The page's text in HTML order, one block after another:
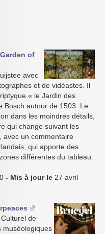
of
avec
et de vidéastes. Il
« le Jardin des
Bosch autour de 1503. Le
dans les moindres détails,
qui change suivant les
avec un commentaire
qui apporte des
différentes du tableau.
- Mis à jour le 27 avril
de
muséologiques